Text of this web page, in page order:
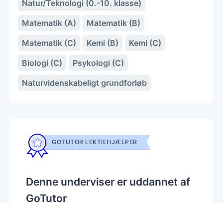
Natur/Teknologi (0.-10. klasse)
Matematik (A)
Matematik (B)
Matematik (C)
Kemi (B)
Kemi (C)
Biologi (C)
Psykologi (C)
Naturvidenskabeligt grundforløb
GOTUTOR LEKTIEHJÆLPER
Denne underviser er uddannet af
GoTutor